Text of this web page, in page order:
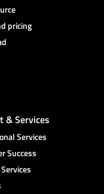
pricing
& Services
Services
Success